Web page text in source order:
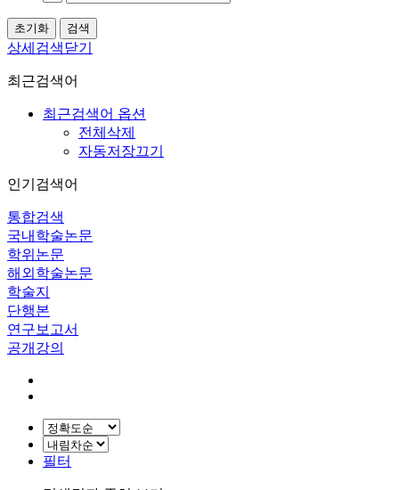
상세검색닫기
최근검색어
최근검색어 옵션
전체삭제
자동저장끄기
인기검색어
통합검색
국내학술논문
학위논문
해외학술논문
학술지
단행본
연구보고서
공개강의
필터